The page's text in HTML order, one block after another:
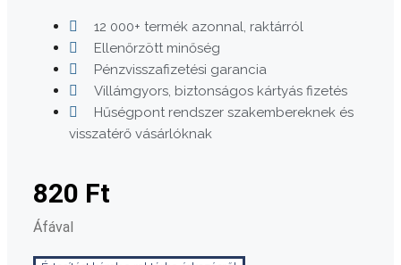
12 000+ termék azonnal, raktárról
Ellenőrzött minőség
Pénzvisszafizetési garancia
Villámgyors, biztonságos kártyás fizetés
Hűségpont rendszer szakembereknek és
visszatérő vásárlóknak
820 Ft
Áfával